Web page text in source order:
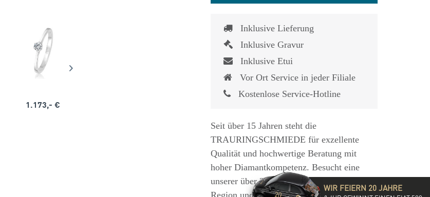
1.173,- €
Inklusive Lieferung
Inklusive Gravur
Inklusive Etui
Vor Ort Service in jeder Filiale
Kostenlose Service-Hotline
Seit über 15 Jahren steht die
TRAURINGSCHMIEDE für exzellente
Qualität und hochwertige Beratung mit
hoher Diamantkompetenz. Besucht eine
unserer über 35 Filialen in der DACH-
Region und lasst Euch von der
WIR FEIERN 20 JAHRE